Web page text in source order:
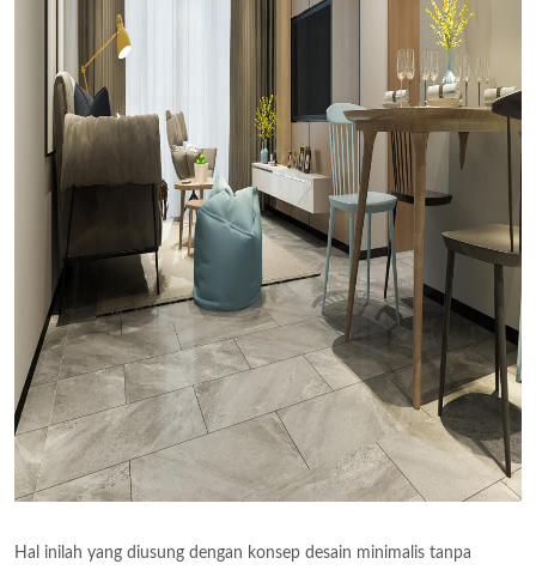
Hal inilah yang diusung dengan konsep desain minimalis tanpa